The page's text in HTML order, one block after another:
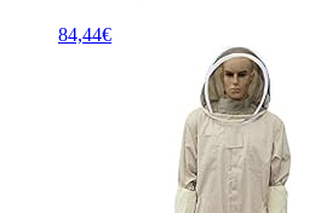
84,44€